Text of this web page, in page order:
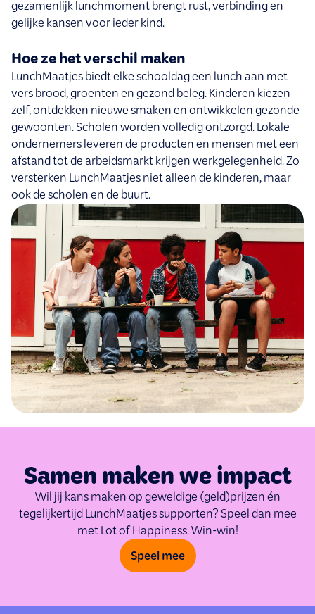
gezamenlijk lunchmoment brengt rust, verbinding en
gelijke kansen voor ieder kind.
Hoe ze het verschil maken
LunchMaatjes biedt elke schooldag een lunch aan met
vers brood, groenten en gezond beleg. Kinderen kiezen
zelf, ontdekken nieuwe smaken en ontwikkelen gezonde
gewoonten. Scholen worden volledig ontzorgd. Lokale
ondernemers leveren de producten en mensen met een
afstand tot de arbeidsmarkt krijgen werkgelegenheid. Zo
versterken LunchMaatjes niet alleen de kinderen, maar
ook de scholen en de buurt.
Samen maken we impact
Wil jij kans maken op geweldige (geld)prijzen én
tegelijkertijd LunchMaatjes supporten? Speel dan mee
met Lot of Happiness. Win-win!
Speel mee